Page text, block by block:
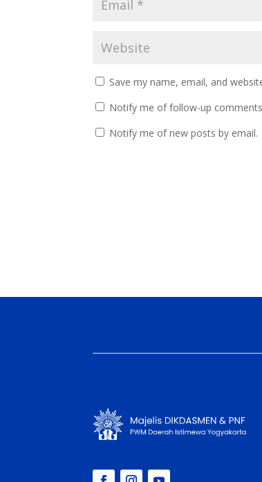
Save my name, email, and
Notify me of follow-up
Notify me of new posts by email.